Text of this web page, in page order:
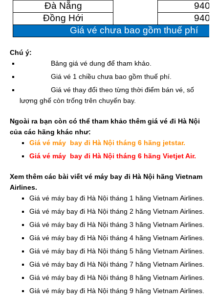
Đà Nẵng
Đồng Hới
Giá vé chưa bao gồm thuế phí
Chú ý:
Bảng giá vé dung để tham khảo.
Giá vé 1 chiều chưa bao gồm thuế phí.
Giá vé thay đổi theo từng thời điểm bán vé, số
lượng ghế còn trống trên chuyến bay.
Ngoài ra bạn còn có thể tham khảo thêm giá vé đi Hà Nội
của các hãng khác như:
Giá vé máy bay đi Hà Nội tháng 6 hãng jetstar.
Giá vé máy bay đi Hà Nội tháng 6 hãng Vietjet Air.
Xem thêm các bài viết vé máy bay đi Hà Nội hãng Vietnam
Airlines.
Giá vé máy bay đi Hà Nội tháng 1 hãng Vietnam Airlines.
Giá vé máy bay đi Hà Nội tháng 2 hãng Vietnam Airlines.
Giá vé máy bay đi Hà Nội tháng 3 hãng Vietnam Airlines.
Giá vé máy bay đi Hà Nội tháng 4 hãng Vietnam Airlines.
Giá vé máy bay đi Hà Nội tháng 5 hãng Vietnam Airlines.
Giá vé máy bay đi Hà Nội tháng 7 hãng Vietnam Airlines.
Giá vé máy bay đi Hà Nội tháng 8 hãng Vietnam Airlines.
Giá vé máy bay đi Hà Nội tháng 9 hãng Vietnam Airlines.